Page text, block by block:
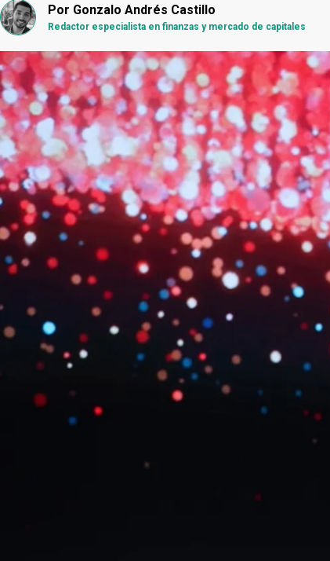
Por Gonzalo Andrés Castillo
Redactor especialista en finanzas y mercado de capitales